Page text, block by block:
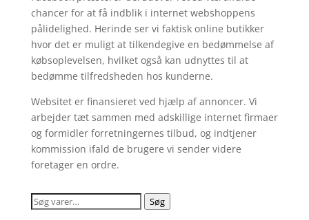
chancer for at få indblik i internet webshoppens
pålidelighed. Herinde ser vi faktisk online butikker
hvor det er muligt at tilkendegive en bedømmelse af
købsoplevelsen, hvilket også kan udnyttes til at
bedømme tilfredsheden hos kunderne.
Websitet er finansieret ved hjælp af annoncer. Vi
arbejder tæt sammen med adskillige internet firmaer
og formidler forretningernes tilbud, og indtjener
kommission ifald de brugere vi sender videre
foretager en ordre.
Søg
Søg